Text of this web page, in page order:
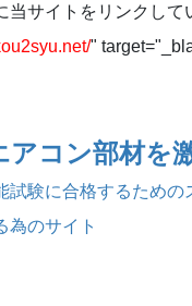
当サイトをリンクして
"
アコン部材を
試験に合格するための
為のサイト